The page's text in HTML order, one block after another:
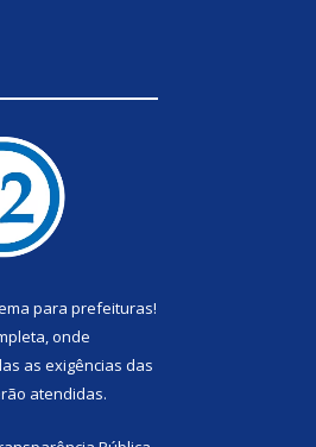
para prefeituras!
onde
as exigências das
atendidas.